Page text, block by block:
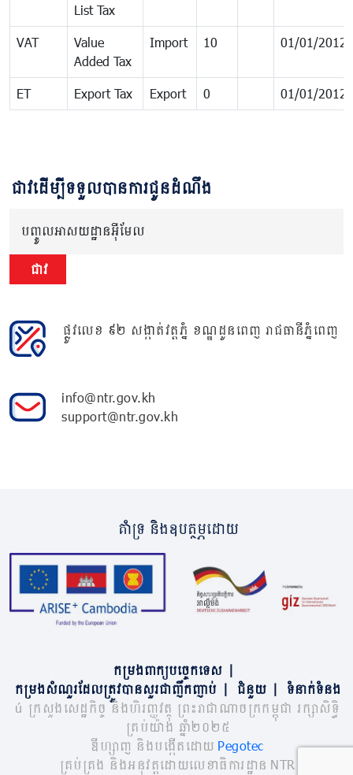
List Tax
VAT
Value
Added Tax
Import 10 01/01/2012
ET Export Tax Export 0 01/01/2012
ជាវដើម្បីទទួលបានការជូនដំណឹង
បញ្ចូលអាសយដ្ឋានអ៊ីមែល
ជាវ
ផ្លូវលេខ ៩២ សង្កាត់វត្តភ្នំ ខណ្ឌដូនពេញ រាជធានីភ្នំពេញ
info@ntr.gov.kh
support@ntr.gov.kh
គាំទ្រ និងឧបត្ថម្ភដោយ
កម្រងពាក្យបច្ចេកទេស
កម្រងសំណួរដែលត្រូវបានសួរជាញឹកញាប់
ជំនួយ
ទំនាក់ទំនង
© ក្រសួងសេដ្ឋកិច្ច និងហិរញ្ញវត្ថុ ព្រះរាជាណាចក្រកម្ពុជា រក្សាសិទ្ធិ
គ្រប់យ៉ាង ឆ្នាំ២០២៥
ឌីហ្សាញ និងបង្កើតដោយ Pegotec
គ្រប់គ្រង និងអនុវត្តដោយលេខាធិការដ្ឋាន NTR